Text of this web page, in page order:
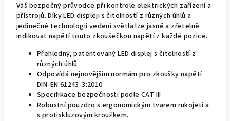
Váš bezpečný průvodce při kontrole elektrických zařízení a
přístrojů. Díky LED displeji s čitelností z různých úhlů a
jedinečné technologii vedení světla lze jasně a zřetelně
indikovat napětí touto zkoušečkou napětí z každé pozice.
Přehledný, patentovaný LED displej s čitelností z
různých úhlů
Odpovídá nejnovějším normám pro zkoušky napětí
DIN-EN 61243-3:2010
Specifikace bezpečnosti podle CAT III
Robustní pouzdro s ergonomickým tvarem rukojeti a
s protiskluzovým kroužkem.